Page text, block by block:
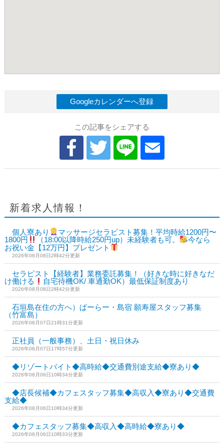
Googleカレンダーへ登録
この記事をシェアする
新着求人情報！
個人寮あり
マッサージセラピスト募集！平均時給1200円〜
1800円
（18:00以降時給250円up）未経験者も可。
今なら
お祝い金【12万円】プレゼント
2026年08月08日2時42分更新
セラピスト【経験者】業務委託募集！（好きな時に好きなだ
け働ける
自宅待機OK/ 車通勤OK）最低保証制度あり
2026年08月08日2時42分更新
石垣島在住の方へ）ぱーらー・島宿 願寿屋スタッフ募集
（竹富島）
2026年08月07日21時31分更新
正社員（一般事務）、土日・祝日休み
2026年08月07日17時57分更新
◆リゾートバイト◆高時給◆交通費別途支給◆寮あり◆
2026年08月06日10時34分更新
◆店長候補◆カフェスタッフ募集◆高収入◆寮あり◆交通費
支給◆
2026年08月06日10時34分更新
◆カフェスタッフ募集◆高収入◆高時給◆寮あり◆
2026年08月06日10時33分更新